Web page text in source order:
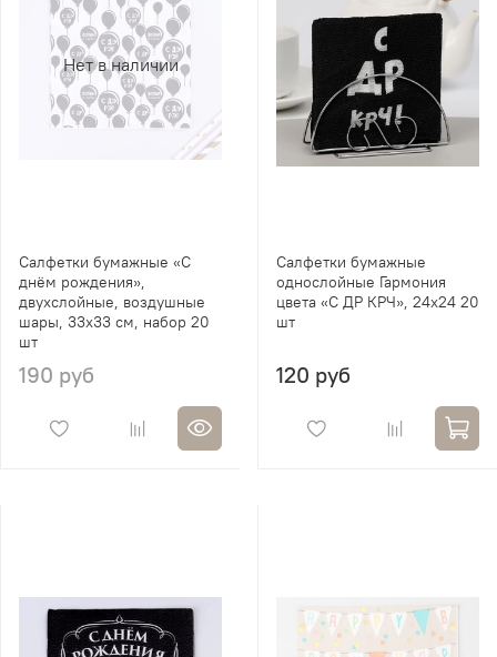
Нет в наличии
Салфетки бумажные «С
днём рождения»,
двухслойные, воздушные
шары, 33х33 см, набор 20
шт
190 руб
Салфетки бумажные
однослойные Гармония
цвета «С ДР КРЧ», 24х24 20
шт
120 руб